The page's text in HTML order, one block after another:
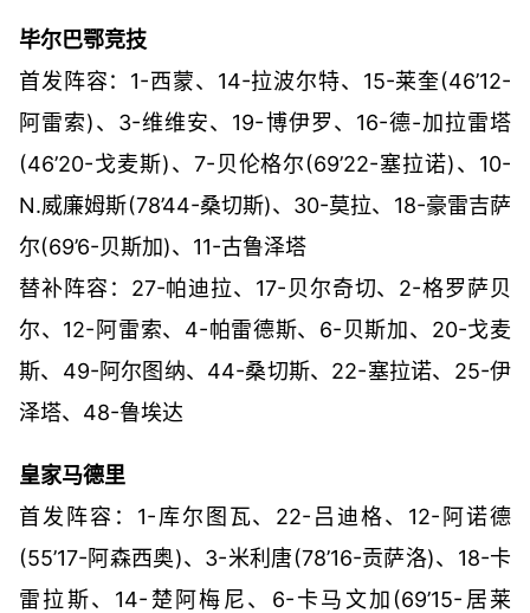
毕尔巴鄂竞技
首发阵容：1-西蒙、14-拉波尔特、15-莱奎(46’12-
阿雷索)、3-维维安、19-博伊罗、16-德-加拉雷塔
(46’20-戈麦斯)、7-贝伦格尔(69’22-塞拉诺)、10-
N.威廉姆斯(78’44-桑切斯)、30-莫拉、18-豪雷吉萨
尔(69’6-贝斯加)、11-古鲁泽塔
替补阵容：27-帕迪拉、17-贝尔奇切、2-格罗萨贝
尔、12-阿雷索、4-帕雷德斯、6-贝斯加、20-戈麦
斯、49-阿尔图纳、44-桑切斯、22-塞拉诺、25-伊
泽塔、48-鲁埃达
皇家马德里
首发阵容：1-库尔图瓦、22-吕迪格、12-阿诺德
(55’17-阿森西奥)、3-米利唐(78’16-贡萨洛)、18-卡
雷拉斯、14-楚阿梅尼、6-卡马文加(69’15-居莱